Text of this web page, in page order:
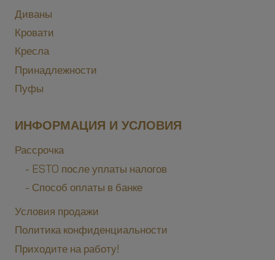
Диваны
Кровати
Кресла
Принадлежности
Пуфы
ИНФОРМАЦИЯ И УСЛОВИЯ
Рассрочка
- ESTO после уплаты налогов
- Способ оплаты в банке
Условия продажи
Политика конфиденциальности
Приходите на работу!